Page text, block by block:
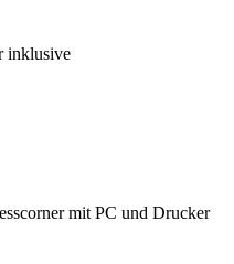
inklusive
mit PC und Drucker